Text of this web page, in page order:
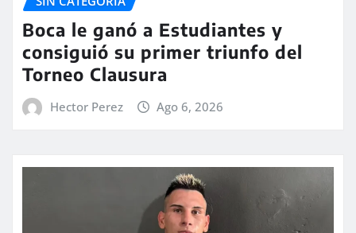
Boca le ganó a Estudiantes y
consiguió su primer triunfo del
Torneo Clausura
Hector Perez Ago 6, 2026